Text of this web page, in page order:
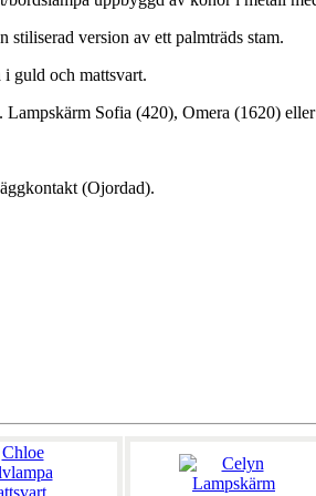
stiliserad version av ett palmträds stam.
guld och mattsvart.
Lampskärm Sofia (420), Omera (1620)
(Ojordad).